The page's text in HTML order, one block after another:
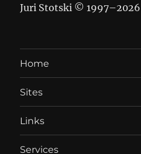
Juri Stotski © 1997–2026
Home
Sites
Links
Services